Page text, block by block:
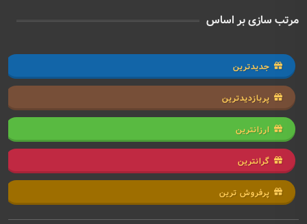
مرتب سازی بر اساس
جدیدترین
پربازدیدترین
ارزانترین
گرانترین
پرفروش ترین